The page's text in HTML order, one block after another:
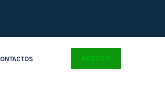
ACESSO